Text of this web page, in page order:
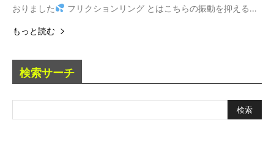
おりました
フリクションリング とはこちらの振動を抑える...
もっと読む
検索サーチ